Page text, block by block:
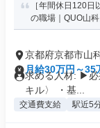
［年間休日120
の職場｜QUO山
京都府京都市山
月給30万円～35
求める人材: ▶必
キル〉 ・基...
交通費支給 駅近5